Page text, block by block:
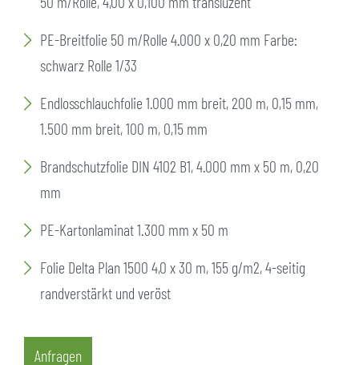
PE-Breitfolie 50 m/Rolle 4.000 x 0,20 mm Farbe:
schwarz Rolle 1/33
Endlosschlauchfolie 1.000 mm breit, 200 m, 0,15 mm,
1.500 mm breit, 100 m, 0,15 mm
Brandschutzfolie DIN 4102 B1, 4.000 mm x 50 m, 0,20
mm
PE-Kartonlaminat 1.300 mm x 50 m
Folie Delta Plan 1500 4,0 x 30 m, 155 g/m2, 4-seitig
randverstärkt und veröst
Anfragen